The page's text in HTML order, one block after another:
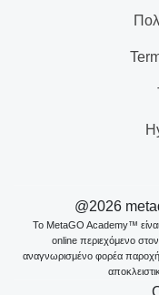
@2026
Το MetaGO Academy™ είναι
online περιεχόμενο
αναγνωρισμένο φορέα